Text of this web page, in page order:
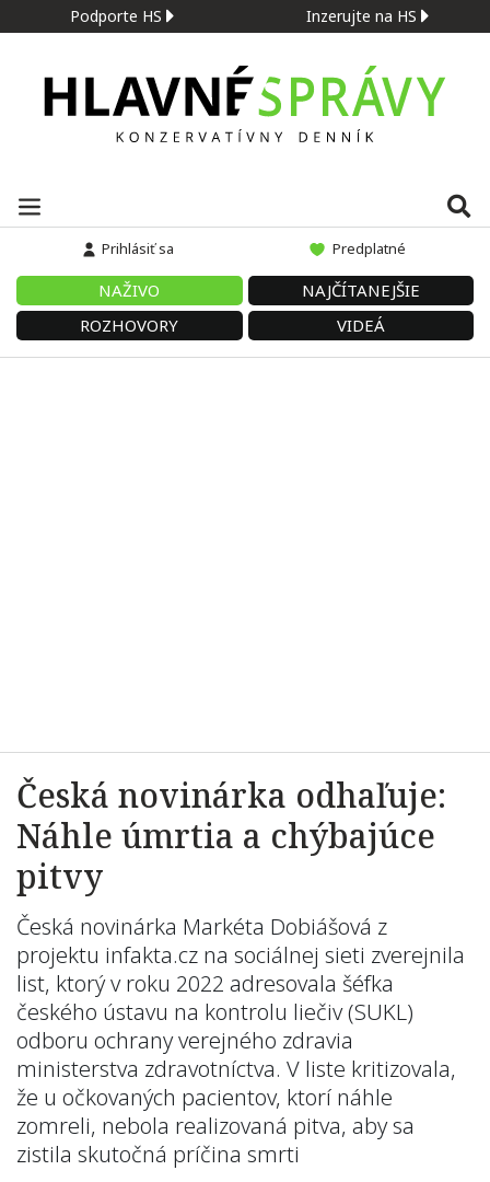
Podporte HS Inzerujte na HS
Prihlásiť sa Predplatné
NAŽIVO
NAJČÍTANEJŠIE
ROZHOVORY
VIDEÁ
Česká novinárka odhaľuje:
Náhle úmrtia a chýbajúce
pitvy
Česká novinárka Markéta Dobiášová z
projektu infakta.cz na sociálnej sieti zverejnila
list, ktorý v roku 2022 adresovala šéfka
českého ústavu na kontrolu liečiv (SUKL)
odboru ochrany verejného zdravia
ministerstva zdravotníctva. V liste kritizovala,
že u očkovaných pacientov, ktorí náhle
zomreli, nebola realizovaná pitva, aby sa
zistila skutočná príčina smrti